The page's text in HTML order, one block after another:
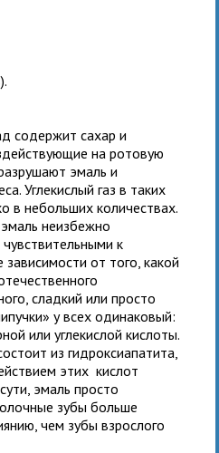
содержит сахар и
на ротовую
эмаль и
Углекислый газ в таких
в небольших количествах.
неизбежно
к
от того, какой
сладкий или просто
у всех одинаковый:
или углекислой кислоты.
из гидроксиапатита,
этих кислот
эмаль просто
зубы больше
чем зубы взрослого